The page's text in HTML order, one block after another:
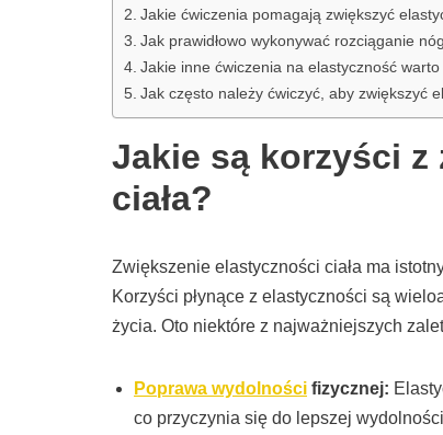
Jakie ćwiczenia pomagają zwiększyć
Jak prawidłowo wykonywać rozciąganie
Jakie inne ćwiczenia na elastyczność
Jak często należy ćwiczyć, aby zwiększyć
Jakie są korzyści
ciała?
Zwiększenie elastyczności ciała ma
Korzyści płynące z elastyczności są
życia. Oto niektóre z najważniejszych
Poprawa wydolności fizycznej:
co przyczynia się do lepszej